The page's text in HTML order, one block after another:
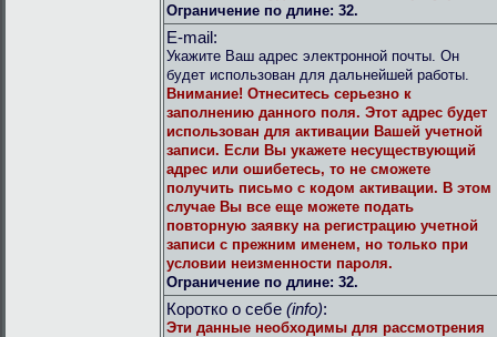
Ограничение по длине: 32.
E-mail:
Укажите Ваш адрес электронной почты. Он
будет использован для дальнейшей работы.
Внимание! Отнеситесь серьезно к
заполнению данного поля. Этот адрес будет
использован для активации Вашей учетной
записи. Если Вы укажете несуществующий
адрес или ошибетесь, то не сможете
получить письмо с кодом активации. В этом
случае Вы все еще можете подать
повторную заявку на регистрацию учетной
записи с прежним именем, но только при
условии неизменности пароля.
Ограничение по длине: 32.
Коротко о себе (info):
Эти данные необходимы для рассмотрения